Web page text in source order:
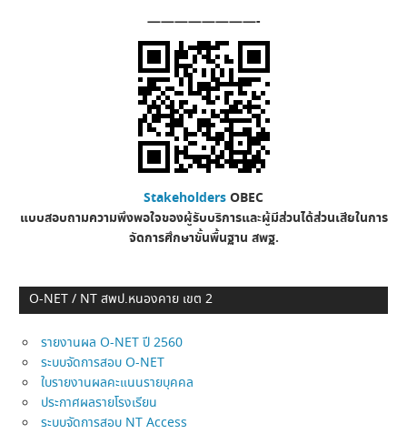
————————-
StakeholdersOBEC
แบบสอบถามความพึงพอใจของผู้รับบริการและผู้มีส่วนได้ส่วนเสียในการ
จัดการศึกษาขั้นพื้นฐาน สพฐ.
O-NET / NT สพป.หนองคาย เขต 2
รายงานผล O-NET ปี 2560
ระบบจัดการสอบ O-NET
ใบรายงานผลคะแนนรายบุคคล
ประกาศผลรายโรงเรียน
ระบบจัดการสอบ NT Access